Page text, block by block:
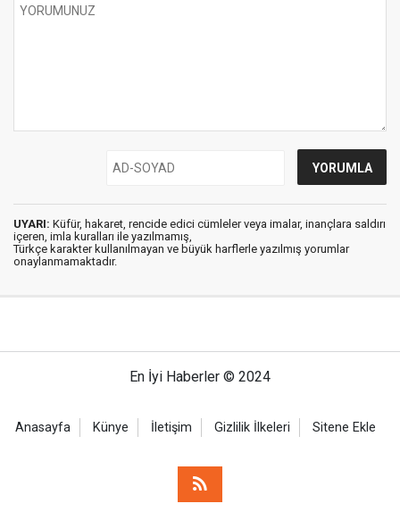
UYARI: Küfür, hakaret, rencide edici cümleler veya imalar, inançlara saldırı
içeren, imla kuralları ile yazılmamış,
Türkçe karakter kullanılmayan ve büyük harflerle yazılmış yorumlar
onaylanmamaktadır.
En İyi Haberler © 2024
Anasayfa Künye İletişim Gizlilik İlkeleri Sitene Ekle